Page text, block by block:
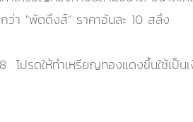
ว่า "พัดดึงส์" ราคาอันละ 10 สลึง
โปรดให้ทำเหรียญทองแดงขึ้นใช้เป็